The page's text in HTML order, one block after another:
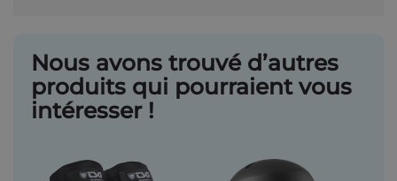
Nous avons trouvé d’autres
produits qui pourraient vous
intéresser !